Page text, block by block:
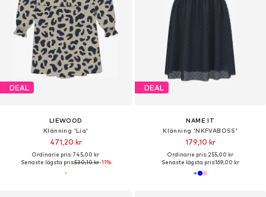
DEAL
LIEWOOD
Klänning 'Lia'
471,20 kr
Ordinarie pris: 745,00 kr
Senaste lägsta pris:530,10 kr-11%
DEAL
NAME IT
Klänning 'NKFVABOSS'
179,10 kr
Ordinarie pris: 255,00 kr
Senaste lägsta pris:169,00 kr